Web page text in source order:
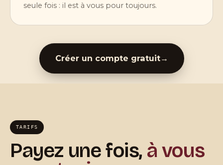
seule fois : il est à vous pour toujours.
Créer un compte gratuit→
TARIFS
Payez une fois, à vous